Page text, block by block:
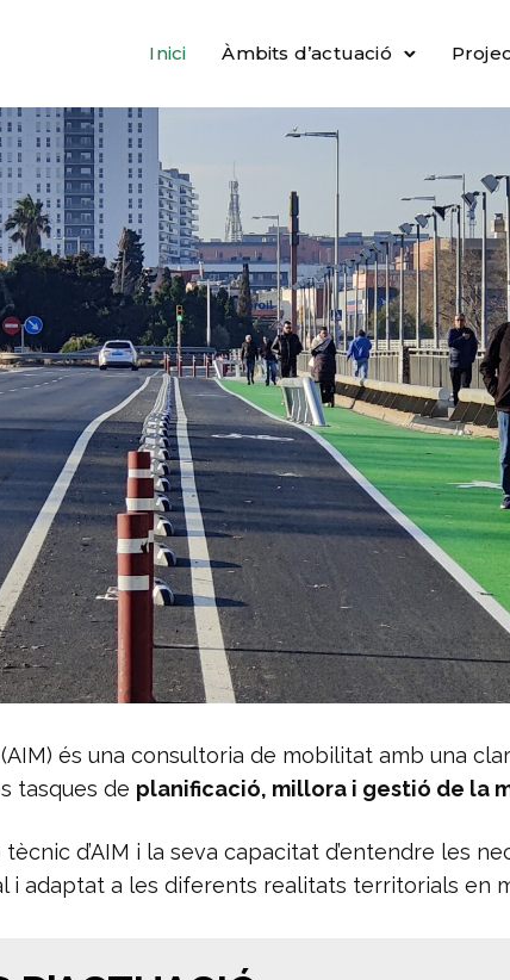
Inici Àmbits d’actuació
(AIM) és una consultoria de mobilitat amb una
tasques de planificació, millora i gestió de la
tècnic d’AIM i la seva capacitat d’entendre les
i adaptat a les diferents realitats territorials en